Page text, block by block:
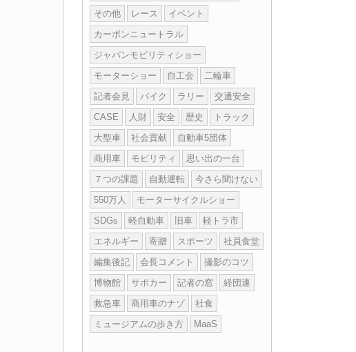
その他
レース
イベント
カーボンニュートラル
ジャパンモビリティショー
モーターショー
自工会
二輪車
記者会見
バイク ラリー
交通安全
CASE
人財 安全 歴史
トラック
大型車
社会貢献
自動車5団体
商用車
モビリティ
思い出の一台
７つの課題
自動運転
今さら聞けない
550万人
モーターサイクルショー
SDGs
軽自動車 旧車
軽トラ市
エネルギー
寄贈 スポーツ
社員食堂
編集後記
会長コメント
撮影のコツ
博物館
サポカー 記者の窓
経団連
救急車
商用車のナゾ
社食
ミュージアムの歩き方
MaaS